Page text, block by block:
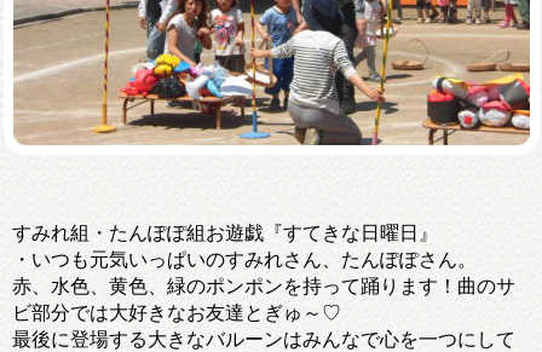
すみれ組・たんぽぽ組お遊戯『すてきな日曜日』
・いつも元気いっぱいのすみれさん、たんぽぽさん。
赤、水色、黄色、緑のポンポンを持って踊ります！曲のサ
ビ部分では大好きなお友達とぎゅ～♡
最後に登場する大きなバルーンはみんなで心を一つにして